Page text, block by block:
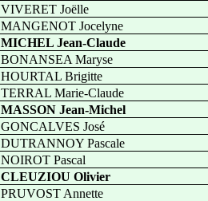
VIVERET Joëlle
MANGENOT Jocelyne
MICHEL Jean-Claude
BONANSEA Maryse
HOURTAL Brigitte
TERRAL Marie-Claude
MASSON Jean-Michel
GONCALVES José
DUTRANNOY Pascale
NOIROT Pascal
CLEUZIOU Olivier
PRUVOST Annette